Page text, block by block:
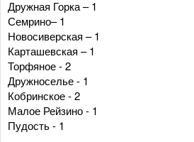
Дружная Горка – 1
Семрино– 1
Новосиверская – 1
Карташевская – 1
Торфяное - 2
Дружноселье - 1
Кобринское - 2
Малое Рейзино - 1
Пудость - 1